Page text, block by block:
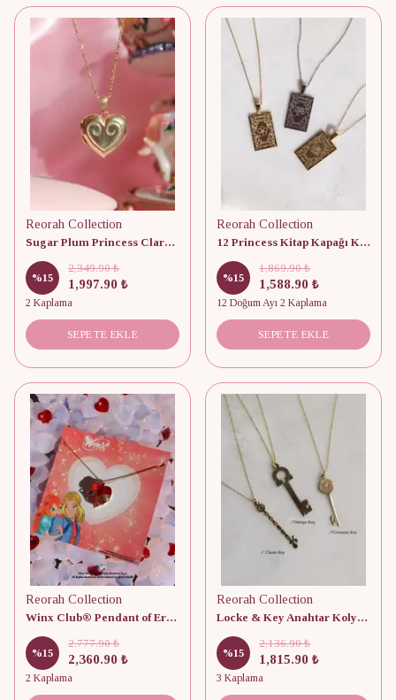
Reorah Collection
Sugar Plum Princess Clara 925 Gümüş Kolye
%15
2,349.90 ₺
1,997.90 ₺
2 Kaplama
SEPETE EKLE
Reorah Collection
12 Princess Kitap Kapağı Kolye Doğum Ayı 925 Gümüş
%15
1,869.90 ₺
1,588.90 ₺
12 Doğum Ayı 2 Kaplama
SEPETE EKLE
Reorah Collection
Winx Club® Pendant of Eraklyon Kolye 925 Ayar Gümüş
%15
2,777.90 ₺
2,360.90 ₺
2 Kaplama
Reorah Collection
Locke & Key Anahtar Kolyeler 925 Gümüş - Adet
%15
2,136.90 ₺
1,815.90 ₺
3 Kaplama